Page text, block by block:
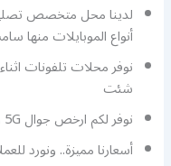
لدينا محل متخصص
أنواع الموبايلات منها
نوفر محلات تلفونات
شئت
نوفر لكم ارخص جوال 5G والذي يتميز بالجودة العالية
أسعارنا مميزة.. ونورد